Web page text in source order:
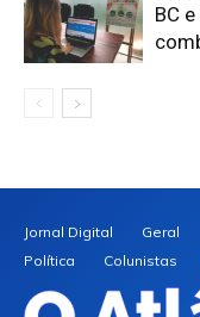
BC
Jornal Digital Geral
Política
Colunistas